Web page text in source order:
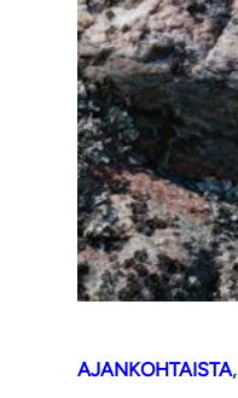
AJANKOHTAISTA,